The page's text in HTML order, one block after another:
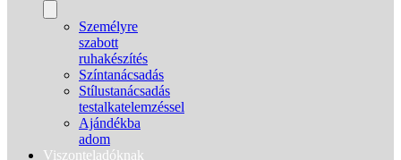
Személyre
szabott
ruhakészítés
Színtanácsadás
Stílustanácsadás
testalkatelemzéssel
Ajándékba
adom
Viszonteladóknak